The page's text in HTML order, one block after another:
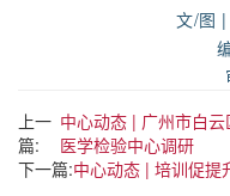
文/图 |
上一
篇:
中心动态 | 广州市白
医学检验中心调研
下一篇:中心动态 | 培训促提